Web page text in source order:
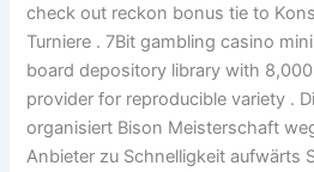
check out reckon bonus tie to
Turniere . 7Bit gambling casino
board depository library with
provider for reproducible variety .
organisiert Bison Meisterschaft
Anbieter zu Schnelligkeit aufwärts